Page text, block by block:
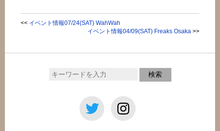
<< イベント情報07/24(SAT) WahWah
イベント情報04/09(SAT) Freaks Osaka>>